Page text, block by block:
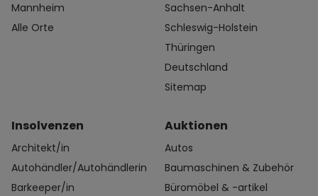
Mannheim
Alle Orte
Sachsen-Anhalt
Schleswig-Holstein
Thüringen
Deutschland
Sitemap
Insolvenzen
Architekt/in
Autohändler/Autohändlerin
Barkeeper/in
Auktionen
Autos
Baumaschinen & Zubehör
Büromöbel & -artikel